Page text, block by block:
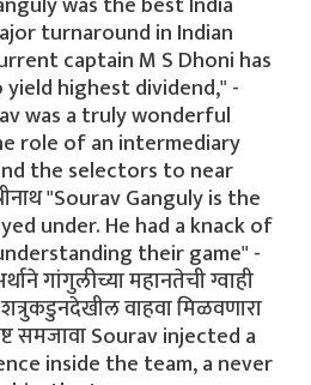
turnaround in Indian
captain M S Dhoni has
highest dividend," -
was a truly wonderful
role of an intermediary
the selectors to near
"Sourav Ganguly is the
under. He had a knack of
their game" -
गांगुलीच्या महानतेची ग्वाही
वाहवा मिळवणारा
समजावा Sourav injected a
inside the team, a never